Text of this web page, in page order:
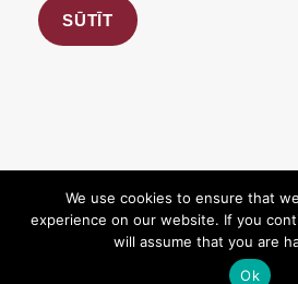
Copyright 2026, BioBank.lv. All
Designed with love
We use cookies to ensure that
experience on our website. If you
will assume that you are
Ok